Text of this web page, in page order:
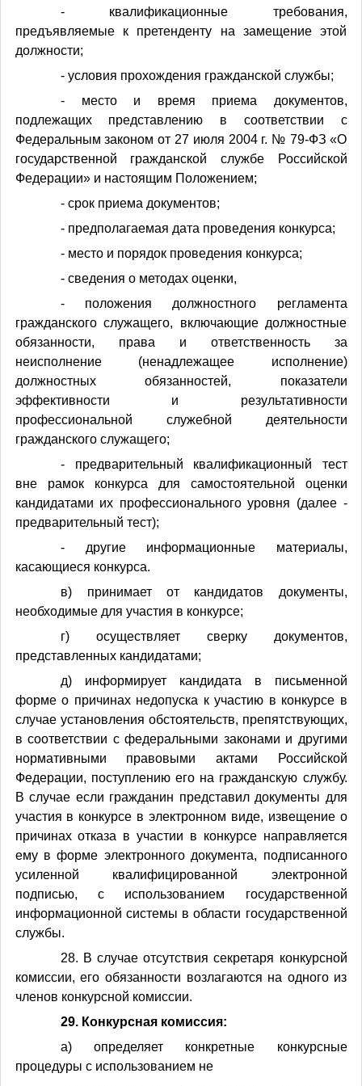
- квалификационные требования,
предъявляемые к претенденту на замещение этой
должности;
- условия прохождения гражданской службы;
- место и время приема документов,
подлежащих представлению в соответствии с
Федеральным законом от 27 июля 2004 г. № 79-ФЗ «О
государственной гражданской службе Российской
Федерации» и настоящим Положением;
- срок приема документов;
- предполагаемая дата проведения конкурса;
- место и порядок проведения конкурса;
- сведения о методах оценки,
- положения должностного регламента
гражданского служащего, включающие должностные
обязанности, права и ответственность за
неисполнение (ненадлежащее исполнение)
должностных обязанностей, показатели
эффективности и результативности
профессиональной служебной деятельности
гражданского служащего;
- предварительный квалификационный тест
вне рамок конкурса для самостоятельной оценки
кандидатами их профессионального уровня (далее -
предварительный тест);
- другие информационные материалы,
касающиеся конкурса.
в) принимает от кандидатов документы,
необходимые для участия в конкурсе;
г) осуществляет сверку документов,
представленных кандидатами;
д) информирует кандидата в письменной
форме о причинах недопуска к участию в конкурсе в
случае установления обстоятельств, препятствующих,
в соответствии с федеральными законами и другими
нормативными правовыми актами Российской
Федерации, поступлению его на гражданскую службу.
В случае если гражданин представил документы для
участия в конкурсе в электронном виде, извещение о
причинах отказа в участии в конкурсе направляется
ему в форме электронного документа, подписанного
усиленной квалифицированной электронной
подписью, с использованием государственной
информационной системы в области государственной
службы.
28. В случае отсутствия секретаря конкурсной
комиссии, его обязанности возлагаются на одного из
членов конкурсной комиссии.
29. Конкурсная комиссия:
а) определяет конкретные конкурсные
процедуры с использованием не